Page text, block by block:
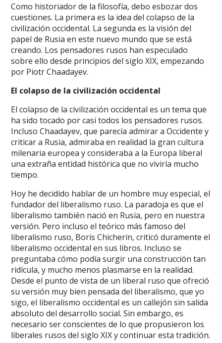
Como historiador de la filosofía, debo esbozar dos
cuestiones. La primera es la idea del colapso de la
civilización occidental. La segunda es la visión del
papel de Rusia en este nuevo mundo que se está
creando. Los pensadores rusos han especulado
sobre ello desde principios del siglo XIX, empezando
por Piotr Chaadayev.
El colapso de la civilización occidental
El colapso de la civilización occidental es un tema que
ha sido tocado por casi todos los pensadores rusos.
Incluso Chaadayev, que parecía admirar a Occidente y
criticar a Rusia, admiraba en realidad la gran cultura
milenaria europea y consideraba a la Europa liberal
una extraña entidad histórica que no viviría mucho
tiempo.
Hoy he decidido hablar de un hombre muy especial, el
fundador del liberalismo ruso. La paradoja es que el
liberalismo también nació en Rusia, pero en nuestra
versión. Pero incluso el teórico más famoso del
liberalismo ruso, Boris Chicherin, criticó duramente el
liberalismo occidental en sus libros. Incluso se
preguntaba cómo podía surgir una construcción tan
ridícula, y mucho menos plasmarse en la realidad.
Desde el punto de vista de un liberal ruso que ofreció
su versión muy bien pensada del liberalismo, que yo
sigo, el liberalismo occidental es un callejón sin salida
absoluto del desarrollo social. Sin embargo, es
necesario ser conscientes de lo que propusieron los
liberales rusos del siglo XIX y continuar esta tradición.